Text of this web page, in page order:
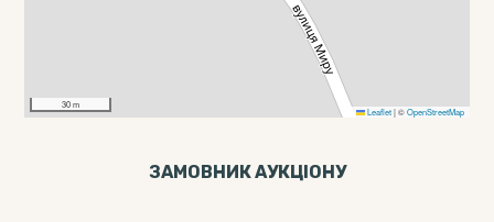
30 m
Leaflet |©OpenStreetMap
ЗАМОВНИК АУКЦІОНУ